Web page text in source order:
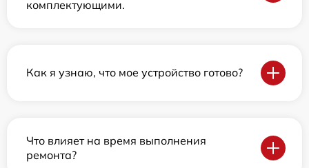
комплектующими.
Как я узнаю, что мое устройство готово?
Что влияет на время выполнения
ремонта?